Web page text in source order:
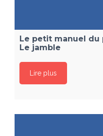
Le petit manuel du
Le jamble
Lire plus